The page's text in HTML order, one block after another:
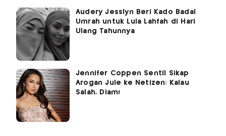
Audery Jesslyn Beri Kado Badal
Umrah untuk Lula Lahfah di Hari
Ulang Tahunnya
Jennifer Coppen Sentil Sikap
Arogan Jule ke Netizen: Kalau
Salah, Diam!